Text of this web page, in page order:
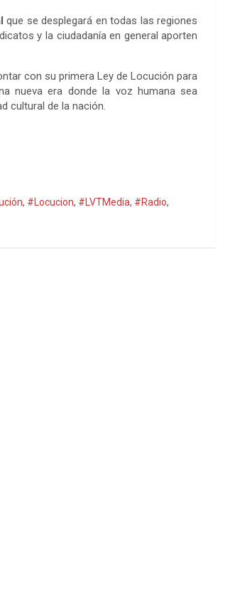
que se desplegará en todas las regiones
y la ciudadanía en general aporten
con su primera Ley de Locución para
nueva era donde la voz humana sea
cultural de la nación.
, #Locucion, #LVTMedia, #Radio,